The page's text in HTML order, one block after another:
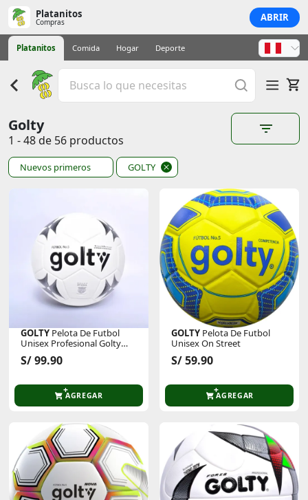
Platanitos
Compras ABRIR
Platanitos Comida Hogar Deporte
Golty
1 - 48 de 56 productos
Nuevos primeros GOLTY
GOLTY Pelota De Futbol
Unisex Profesional Golty
Traditional
S/ 99.90
AGREGAR
GOLTY Pelota De Futbol
Unisex On Street
S/ 59.90
AGREGAR